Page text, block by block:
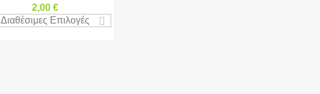
2,00 €
Διαθέσιμες Επιλογές